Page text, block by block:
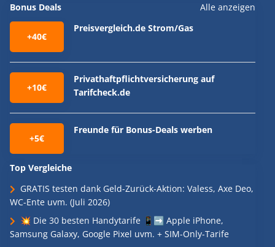
Bonus Deals Alle anzeigen
+40€
Preisvergleich.de Strom/Gas
+10€
Privathaftpflichtversicherung auf
Tarifcheck.de
+5€
Freunde für Bonus-Deals werben
Top Vergleiche
GRATIS testen dank Geld-Zurück-Aktion: Valess, Axe Deo,
WC-Ente uvm. (Juli 2026)
💥 Die 30 besten Handytarife 📱➡️ Apple iPhone,
Samsung Galaxy, Google Pixel uvm. + SIM-Only-Tarife